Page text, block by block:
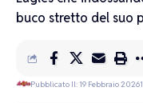
buco stretto del suo
Pubblicato Il: 19 Febbraio 2026